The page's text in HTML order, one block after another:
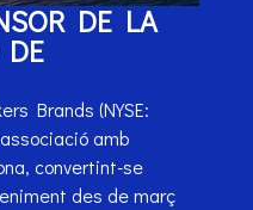
DE LA
Brands (NYSE:
amb
convertint-se
des de març